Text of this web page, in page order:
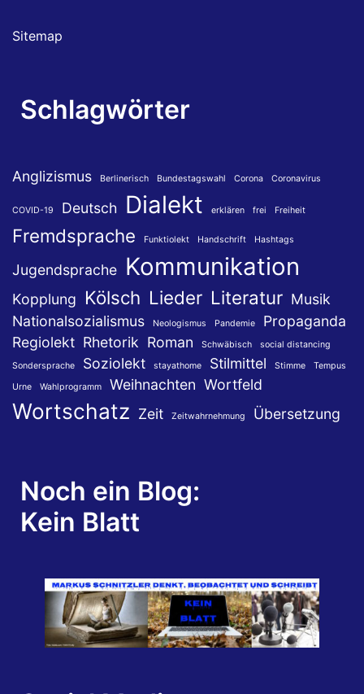
Sitemap
Schlagwörter
Anglizismus Berlinerisch Bundestagswahl Corona Coronavirus
COVID-19 Deutsch Dialekt erklären frei Freiheit
Fremdsprache Funktiolekt Handschrift Hashtags
Jugendsprache Kommunikation
Kopplung Kölsch Lieder Literatur Musik
Nationalsozialismus
Neologismus Pandemie
Propaganda
Regiolekt Rhetorik Roman Schwäbisch
social distancing
Sondersprache
Soziolekt stayathome Stilmittel Stimme
Tempus
Urne
Wahlprogramm Weihnachten Wortfeld
Wortschatz Zeit Zeitwahrnehmung Übersetzung
Noch ein Blog:
Kein Blatt